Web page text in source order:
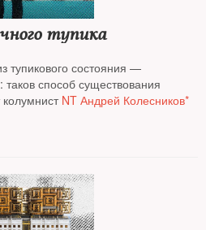
тупика
тупикового состояния —
таков способ существования
NT Андрей Колесников*